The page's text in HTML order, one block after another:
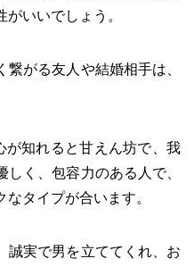
いいでしょう。
がる友人や結婚相手は、
が知れると甘えん坊で、我
く、包容力のある人で、
タイプが合います。
誠実で男を立ててくれ、お